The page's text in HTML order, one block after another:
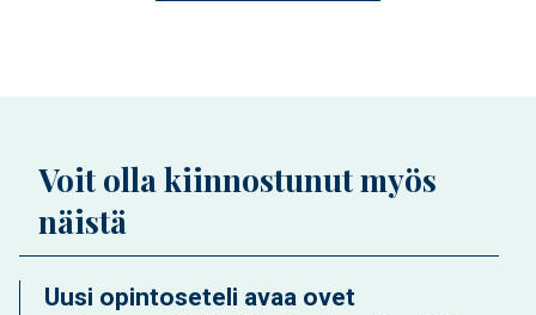
Voit olla kiinnostunut myös
näistä
Uusi opintoseteli avaa ovet